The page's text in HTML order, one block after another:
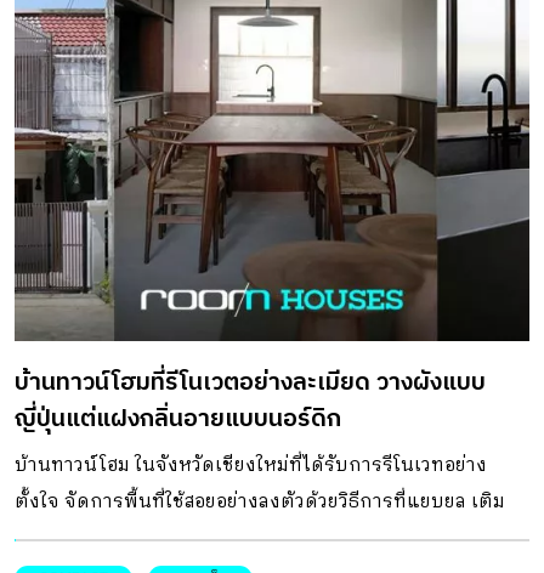
บ้านทาวน์โฮมที่รีโนเวตอย่างละเมียด วางผังแบบ
ญี่ปุ่นแต่แฝงกลิ่นอายแบบนอร์ดิก
บ้านทาวน์โฮม ในจังหวัดเชียงใหม่ที่ได้รับการรีโนเวทอย่าง
ตั้งใจ จัดการพื้นที่ใช้สอยอย่างลงตัวด้วยวิธีการที่แยบยล เติม
กลิ่นอายความละเมียดแบบล้านนาด้วยงานไม้ และหิน